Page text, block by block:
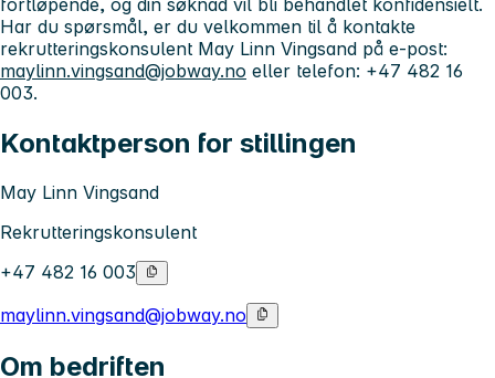
fortløpende, og din søknad vil bli behandlet konfidensielt.
Har du spørsmål, er du velkommen til å kontakte
rekrutteringskonsulent May Linn Vingsand på e-post:
maylinn.vingsand@jobway.no eller telefon: +47 482 16
003.
Kontaktperson for stillingen
May Linn Vingsand
Rekrutteringskonsulent
+47 482 16 003
maylinn.vingsand@jobway.no
Om bedriften